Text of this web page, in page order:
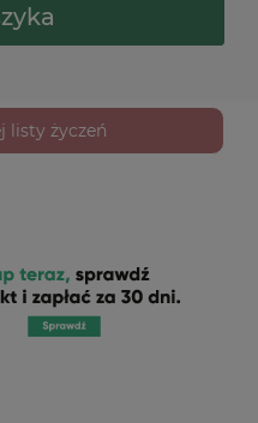
listy życzeń